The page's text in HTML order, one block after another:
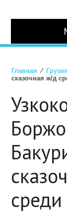
ТУРЫ
СТРАХОВКА
Главная ⁄ Грузия
сказочная ж/д